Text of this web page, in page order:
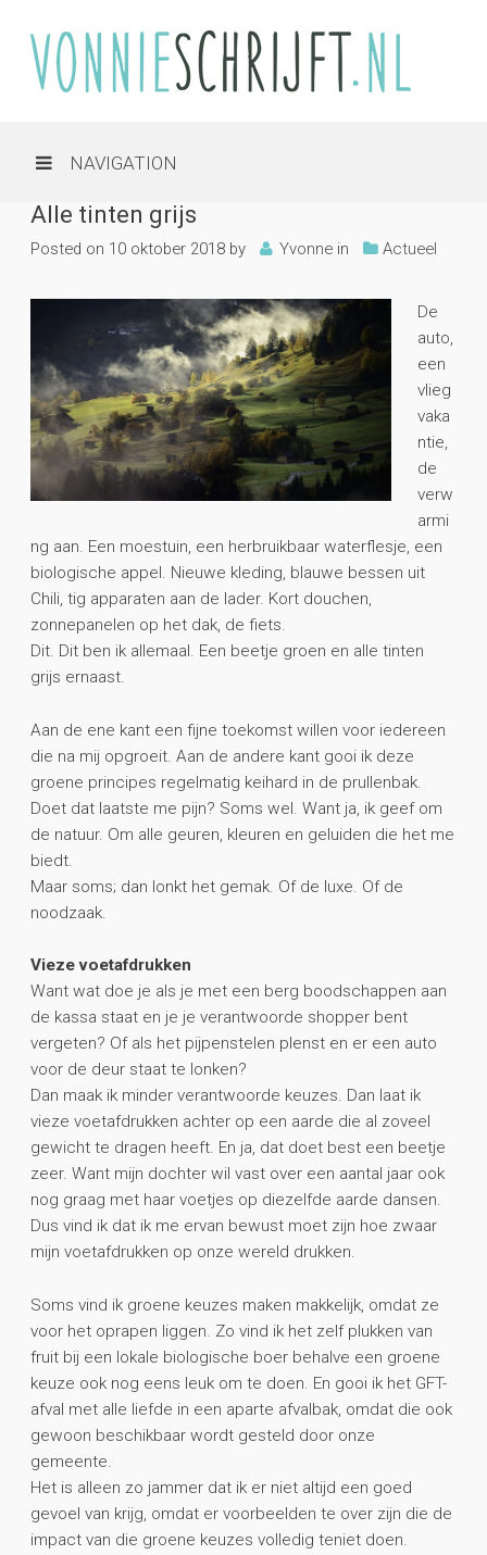
NAVIGATION
Alle tinten grijs
Posted on 10 oktober 2018 by Yvonne in Actueel
De
auto,
een
vlieg
vaka
ntie,
de
verw
armi
ng aan. Een moestuin, een herbruikbaar waterflesje, een
biologische appel. Nieuwe kleding, blauwe bessen uit
Chili, tig apparaten aan de lader. Kort douchen,
zonnepanelen op het dak, de fiets.
Dit. Dit ben ik allemaal. Een beetje groen en alle tinten
grijs ernaast.
Aan de ene kant een fijne toekomst willen voor iedereen
die na mij opgroeit. Aan de andere kant gooi ik deze
groene principes regelmatig keihard in de prullenbak.
Doet dat laatste me pijn? Soms wel. Want ja, ik geef om
de natuur. Om alle geuren, kleuren en geluiden die het me
biedt.
Maar soms; dan lonkt het gemak. Of de luxe. Of de
noodzaak.
Vieze voetafdrukken
Want wat doe je als je met een berg boodschappen aan
de kassa staat en je je verantwoorde shopper bent
vergeten? Of als het pijpenstelen plenst en er een auto
voor de deur staat te lonken?
Dan maak ik minder verantwoorde keuzes. Dan laat ik
vieze voetafdrukken achter op een aarde die al zoveel
gewicht te dragen heeft. En ja, dat doet best een beetje
zeer. Want mijn dochter wil vast over een aantal jaar ook
nog graag met haar voetjes op diezelfde aarde dansen.
Dus vind ik dat ik me ervan bewust moet zijn hoe zwaar
mijn voetafdrukken op onze wereld drukken.
Soms vind ik groene keuzes maken makkelijk, omdat ze
voor het oprapen liggen. Zo vind ik het zelf plukken van
fruit bij een lokale biologische boer behalve een groene
keuze ook nog eens leuk om te doen. En gooi ik het GFT-
afval met alle liefde in een aparte afvalbak, omdat die ook
gewoon beschikbaar wordt gesteld door onze
gemeente.
Het is alleen zo jammer dat ik er niet altijd een goed
gevoel van krijg, omdat er voorbeelden te over zijn die de
impact van die groene keuzes volledig teniet doen.